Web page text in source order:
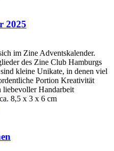
2025
im Zine Adventskalender.
des Zine Club Hamburgs
kleine Unikate, in denen viel
Portion Kreativität
Handarbeit
8,5 x 3 x 6 cm